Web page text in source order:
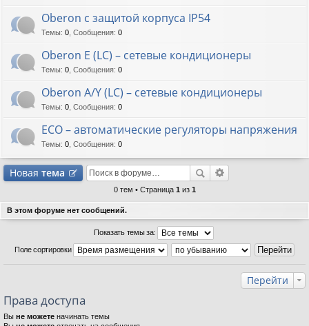
Oberon с защитой корпуса IP54
Темы: 0 Сообщения: 0
Oberon E (LC) – сетевые кондиционеры
Темы: 0 Сообщения: 0
Oberon A/Y (LC) – сетевые кондиционеры
Темы: 0 Сообщения: 0
ECO – автоматические регуляторы напряжения
Темы: 0 Сообщения: 0
Новая тема
0 тем • Страница 1 из 1
В этом форуме нет сообщений.
Показать темы за:
Поле сортировки
Перейти
Права доступа
Вы не можете начинать темы